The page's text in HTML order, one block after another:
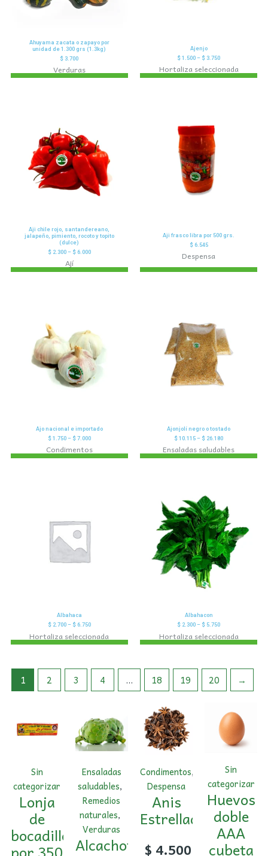
Ahuyama zacata o zapayo por
unidad de 1.300 grs (1.3kg)
$ 3.700
Verduras
Ajenjo
$ 1.500 – $ 3.750
Hortaliza seleccionada
Aji chile rojo, santandereano,
jalapeño, pimiento, rocoto y topito
(dulce)
$2.300– $6.000
Ají
Aji frasco libra por 500 grs.
$6.545
Despensa
Ajo nacional e importado
$1.750– $7.000
Condimentos
Ajonjolí negro o tostado
$ 10.115 – $ 26.180
Ensaladas saludables
Albahaca
$2.700– $6.750
Hortaliza seleccionada
Albahacon
$ 2.300 – $ 5.750
Hortaliza seleccionada
1 2 3 4 … 18 19 20 →
Sin
categorizar
Lonja
de
bocadillo
Ensaladas
saludables,
Remedios
naturales,
Verduras
Alcachofa
Condimentos,
Despensa
Anis
Estrellado
$ 4.500
Sin
categorizar
Huevos
doble
AAA
cubeta